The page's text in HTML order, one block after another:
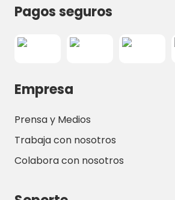
Pagos seguros
Empresa
Prensa y Medios
Trabaja con nosotros
Colabora con nosotros